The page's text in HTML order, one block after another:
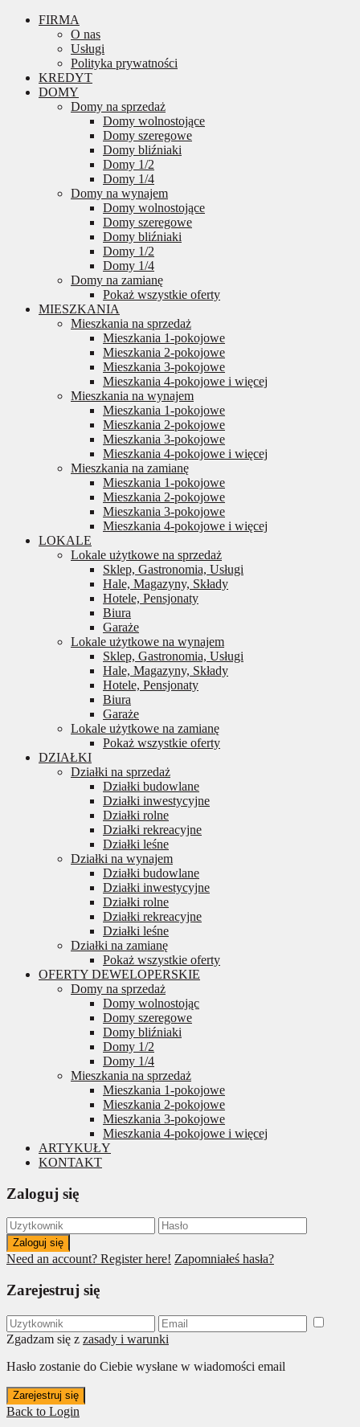
FIRMA
O nas
Usługi
Polityka prywatności
KREDYT
DOMY
Domy na sprzedaż
Domy wolnostojące
Domy szeregowe
Domy bliźniaki
Domy 1/2
Domy 1/4
Domy na wynajem
Domy wolnostojące
Domy szeregowe
Domy bliźniaki
Domy 1/2
Domy 1/4
Domy na zamianę
Pokaż wszystkie oferty
MIESZKANIA
Mieszkania na sprzedaż
Mieszkania 1-pokojowe
Mieszkania 2-pokojowe
Mieszkania 3-pokojowe
Mieszkania 4-pokojowe i więcej
Mieszkania na wynajem
Mieszkania 1-pokojowe
Mieszkania 2-pokojowe
Mieszkania 3-pokojowe
Mieszkania 4-pokojowe i więcej
Mieszkania na zamianę
Mieszkania 1-pokojowe
Mieszkania 2-pokojowe
Mieszkania 3-pokojowe
Mieszkania 4-pokojowe i więcej
LOKALE
Lokale użytkowe na sprzedaż
Sklep, Gastronomia, Usługi
Hale, Magazyny, Składy
Hotele, Pensjonaty
Biura
Garaże
Lokale użytkowe na wynajem
Sklep, Gastronomia, Usługi
Hale, Magazyny, Składy
Hotele, Pensjonaty
Biura
Garaże
Lokale użytkowe na zamianę
Pokaż wszystkie oferty
DZIAŁKI
Działki na sprzedaż
Działki budowlane
Działki inwestycyjne
Działki rolne
Działki rekreacyjne
Działki leśne
Działki na wynajem
Działki budowlane
Działki inwestycyjne
Działki rolne
Działki rekreacyjne
Działki leśne
Działki na zamianę
Pokaż wszystkie oferty
OFERTY DEWELOPERSKIE
Domy na sprzedaż
Domy wolnostojąc
Domy szeregowe
Domy bliźniaki
Domy 1/2
Domy 1/4
Mieszkania na sprzedaż
Mieszkania 1-pokojowe
Mieszkania 2-pokojowe
Mieszkania 3-pokojowe
Mieszkania 4-pokojowe i więcej
ARTYKUŁY
KONTAKT
Zaloguj się
Zaloguj się
Need an account? Register here! Zapomniałeś hasła?
Zarejestruj się
Zgadzam się z zasady i warunki
Hasło zostanie do Ciebie wysłane w wiadomości email
Zarejestruj się
Back to Login